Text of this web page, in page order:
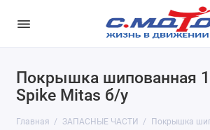
Покрышка шипованная
Spike Mitas б/у
Главная ЗАПАСНЫЕ ЧАСТИ Покрышка